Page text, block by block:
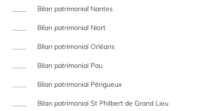
Bilan patrimonial Nantes
Bilan patrimonial Niort
Bilan patrimonial Orléans
Bilan patrimonial Pau
Bilan patrimonial Périgueux
Bilan patrimonial St Philbert de Grand Lieu